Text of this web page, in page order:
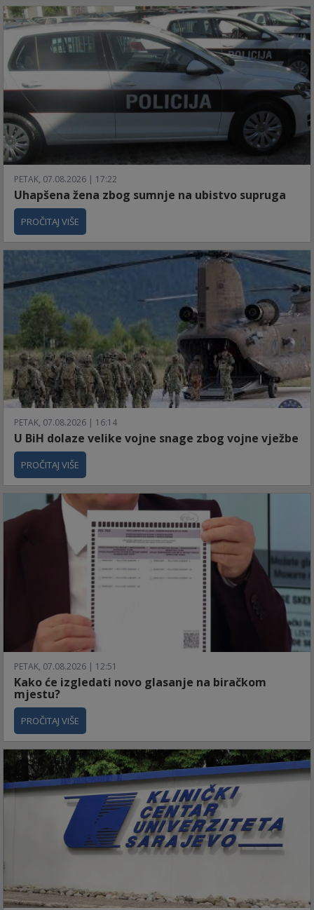
PETAK, 07.08.2026 | 17:22
Uhapšena žena zbog sumnje na ubistvo supruga
PROČITAJ VIŠE
PETAK, 07.08.2026 | 16:14
U BiH dolaze velike vojne snage zbog vojne vježbe
PROČITAJ VIŠE
PETAK, 07.08.2026 | 12:51
Kako će izgledati novo glasanje na biračkom
mjestu?
PROČITAJ VIŠE